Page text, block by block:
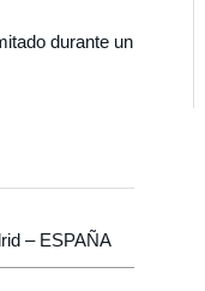
durante un
– ESPAÑA